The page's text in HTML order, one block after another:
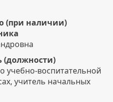
(при наличии)
(должности)
учебно-воспитательной
учитель начальных